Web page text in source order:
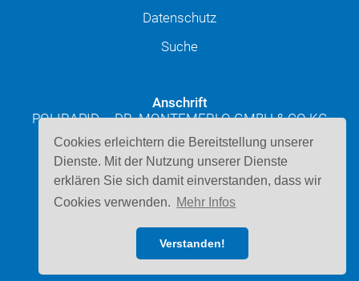
Cookies erleichtern die Bereitstellung unserer
Dienste. Mit der Nutzung unserer Dienste
erklären Sie sich damit einverstanden, dass wir
Cookies verwenden. Mehr Infos
Verstanden!
Datenschutz
Suche
Anschrift
POLIRAPID – DR. MONTEMERLO GMBH & CO KG
Josef-Schüttler-Straße 49
D-78224 Singen
Kontakt
Telefon: 07731 947220
E-Mail schreiben